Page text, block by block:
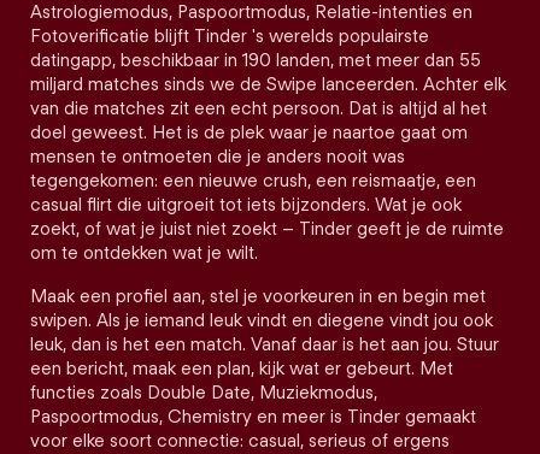
Astrologiemodus, Paspoortmodus, Relatie-intenties en
Fotoverificatie blijft Tinder 's werelds populairste
datingapp, beschikbaar in 190 landen, met meer dan 55
miljard matches sinds we de Swipe lanceerden. Achter elk
van die matches zit een echt persoon. Dat is altijd al het
doel geweest. Het is de plek waar je naartoe gaat om
mensen te ontmoeten die je anders nooit was
tegengekomen: een nieuwe crush, een reismaatje, een
casual flirt die uitgroeit tot iets bijzonders. Wat je ook
zoekt, of wat je juist niet zoekt – Tinder geeft je de ruimte
om te ontdekken wat je wilt.
Maak een profiel aan, stel je voorkeuren in en begin met
swipen. Als je iemand leuk vindt en diegene vindt jou ook
leuk, dan is het een match. Vanaf daar is het aan jou. Stuur
een bericht, maak een plan, kijk wat er gebeurt. Met
functies zoals Double Date, Muziekmodus,
Paspoortmodus, Chemistry en meer is Tinder gemaakt
voor elke soort connectie: casual, serieus of ergens